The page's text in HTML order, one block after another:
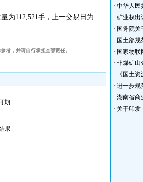
为112,521手，上一交易日为
考，并请自行承担全部责任。
期
果
· 中华人民
· 矿业权出
· 国务院关
· 国土部规
· 国家物联
· 非煤矿山
·
《国土
· 进一步规
· 湖南省商
· 关于印发